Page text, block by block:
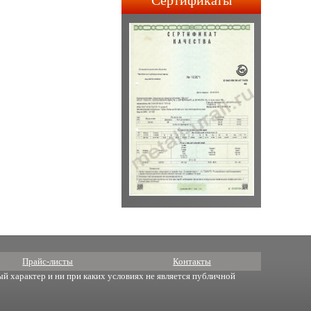
строительства АПЛ 4-го и
5-го поколений.
Прайс-листы Контакты
характер и ни при каких условиях не является публичной